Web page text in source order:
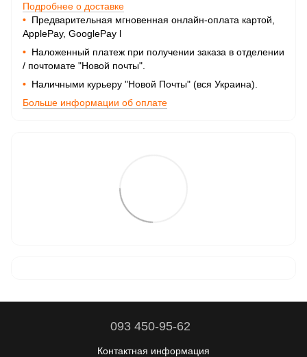
Подробнее о доставке
• Предварительная мгновенная онлайн-оплата картой,
ApplePay, GooglePay l
• Наложенный платеж при получении заказа в отделении
/ почтомате "Новой почты".
• Наличными курьеру "Новой Почты" (вся Украина).
Больше информации об оплате
093 450-95-62
Контактная информация